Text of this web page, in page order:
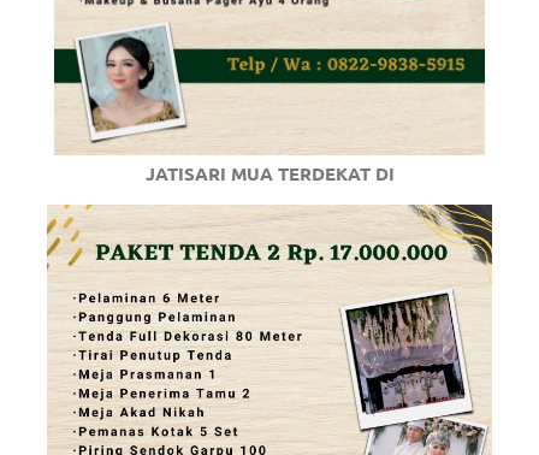
JATISARI MUA TERDEKAT DI